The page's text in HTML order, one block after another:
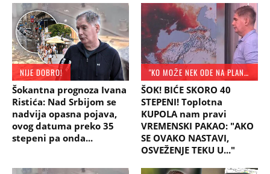
NIJE DOBRO!
Šokantna prognoza Ivana
Ristića: Nad Srbijom se
nadvija opasna pojava,
ovog datuma preko 35
stepeni pa onda...
"KO MOŽE NEK ODE NA PLANINU"
ŠOK! BIĆE SKORO 40
STEPENI! Toplotna
KUPOLA nam pravi
VREMENSKI PAKAO: "AKO
SE OVAKO NASTAVI,
OSVEŽENJE TEKU U..."